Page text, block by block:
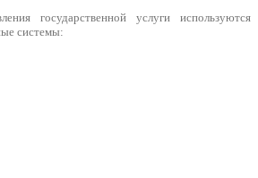
государственной услуги используются
системы: